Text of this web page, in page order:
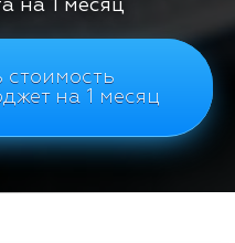
на 1 месяц
стоимость
на 1 месяц